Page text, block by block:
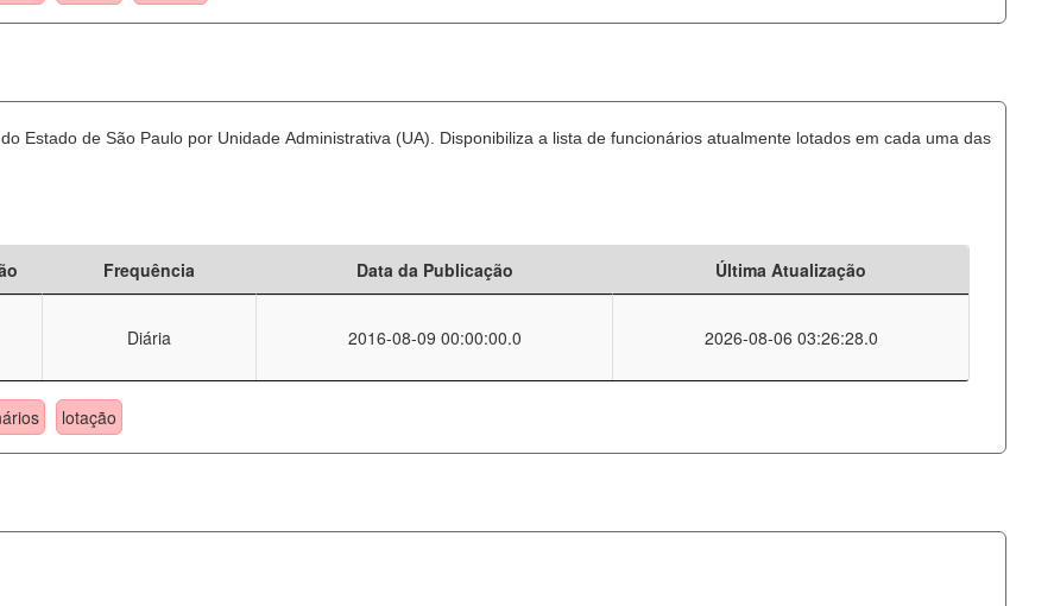
Estado de São Paulo por Unidade Administrativa (UA). Disponibiliza a lista de funcionários atualmente lotados em cada uma das
Frequência Data da Publicação Última Atualização
Diária 2016-08-09 00:00:00.0 2026-08-06 03:26:28.0
lotação